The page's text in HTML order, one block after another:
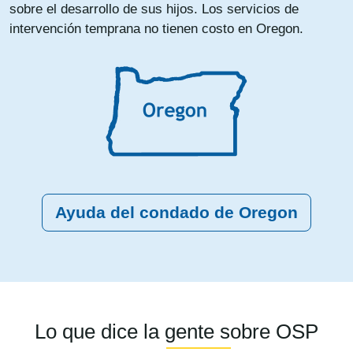
sobre el desarrollo de sus hijos. Los servicios de
intervención temprana no tienen costo en Oregon.
Ayuda del condado de Oregon
Lo que dice la gente sobre OSP